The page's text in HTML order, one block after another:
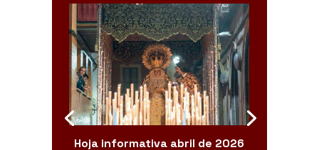
Hoja informativa abril de 2026